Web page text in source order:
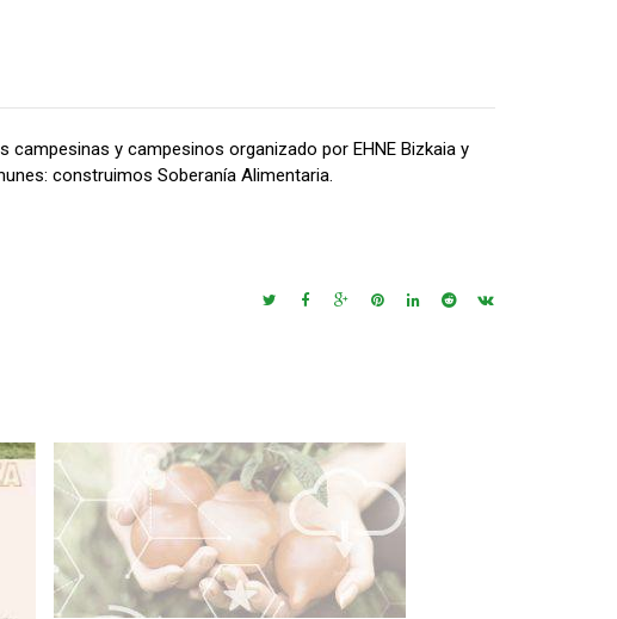
y campesinos organizado por EHNE Bizkaia y
construimos Soberanía Alimentaria.